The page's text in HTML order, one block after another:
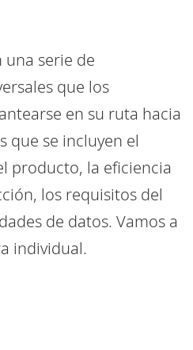
una serie de
que los
en su ruta hacia
que se incluyen el
producto, la eficiencia
los requisitos del
de datos. Vamos a
individual.